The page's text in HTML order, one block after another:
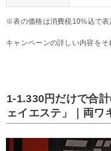
※表の価格は消費税10%込で表
キャンペーンの詳しい内容をそ
1-1.330円だけで合
ェイエステ」｜両ワ